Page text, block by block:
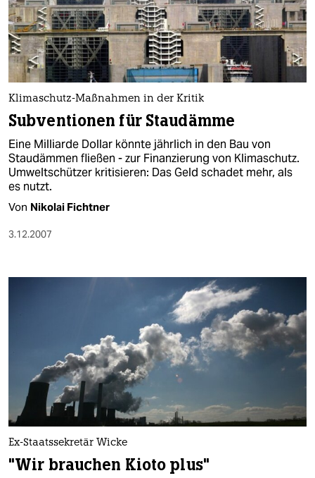
Klimaschutz-Maßnahmen in der Kritik
Subventionen für Staudämme
Eine Milliarde Dollar könnte jährlich in den Bau von
Staudämmen fließen - zur Finanzierung von Klimaschutz.
Umweltschützer kritisieren: Das Geld schadet mehr, als
es nutzt.
Von Nikolai Fichtner
3.12.2007
Ex-Staatssekretär Wicke
"Wir brauchen Kioto plus"